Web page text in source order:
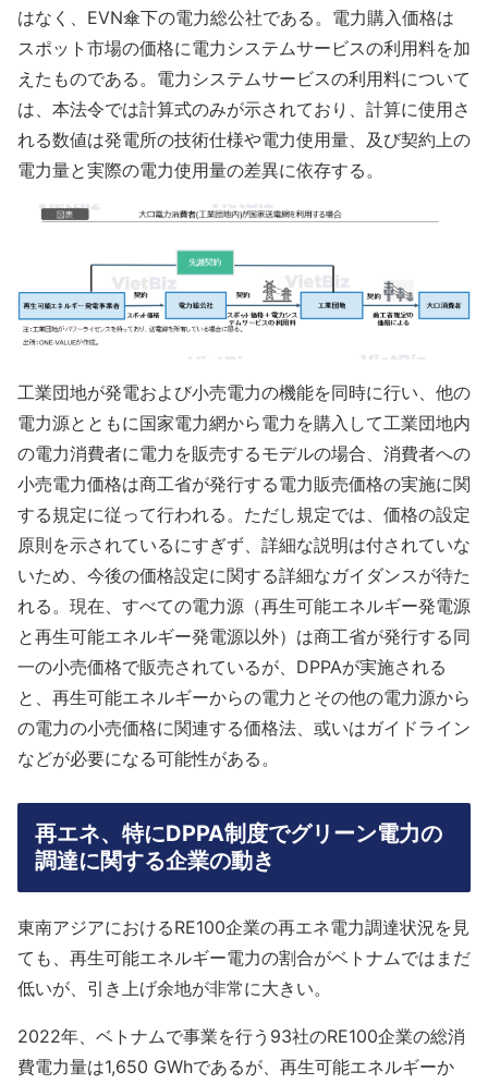
はなく、EVN傘下の電力総公社である。電力購入価格は
スポット市場の価格に電力システムサービスの利用料を加
えたものである。電力システムサービスの利用料について
は、本法令では計算式のみが示されており、計算に使用さ
れる数値は発電所の技術仕様や電力使用量、及び契約上の
電力量と実際の電力使用量の差異に依存する。
工業団地が発電および小売電力の機能を同時に行い、他の
電力源とともに国家電力網から電力を購入して工業団地内
の電力消費者に電力を販売するモデルの場合、消費者への
小売電力価格は商工省が発行する電力販売価格の実施に関
する規定に従って行われる。ただし規定では、価格の設定
原則を示されているにすぎず、詳細な説明は付されていな
いため、今後の価格設定に関する詳細なガイダンスが待た
れる。現在、すべての電力源（再生可能エネルギー発電源
と再生可能エネルギー発電源以外）は商工省が発行する同
一の小売価格で販売されているが、DPPAが実施される
と、再生可能エネルギーからの電力とその他の電力源から
の電力の小売価格に関連する価格法、或いはガイドライン
などが必要になる可能性がある。
再エネ、特にDPPA制度でグリーン電力の
調達に関する企業の動き
東南アジアにおけるRE100企業の再エネ電力調達状況を見
ても、再生可能エネルギー電力の割合がベトナムではまだ
低いが、引き上げ余地が非常に大きい。
2022年、ベトナムで事業を行う93社のRE100企業の総消
費電力量は1,650 GWhであるが、再生可能エネルギーか